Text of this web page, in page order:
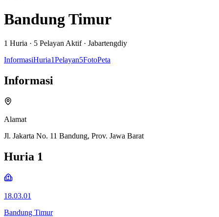
Bandung Timur
1 Huria · 5 Pelayan Aktif· Jabartengdiy
InformasiHuria1Pelayan5FotoPeta
Informasi
Alamat
Jl. Jakarta No. 11 Bandung, Prov. Jawa Barat
Huria 1
18.03.01
Bandung Timur